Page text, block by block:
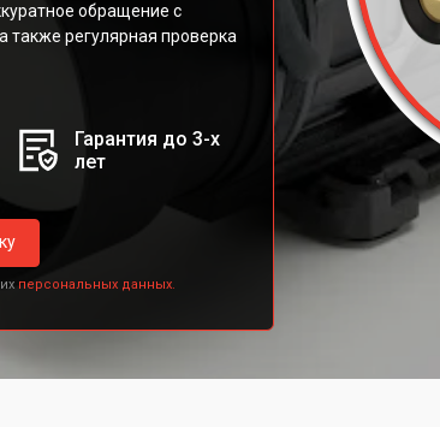
обращение с
также регулярная проверка
Гарантия до 3-х
лет
персональных данных.